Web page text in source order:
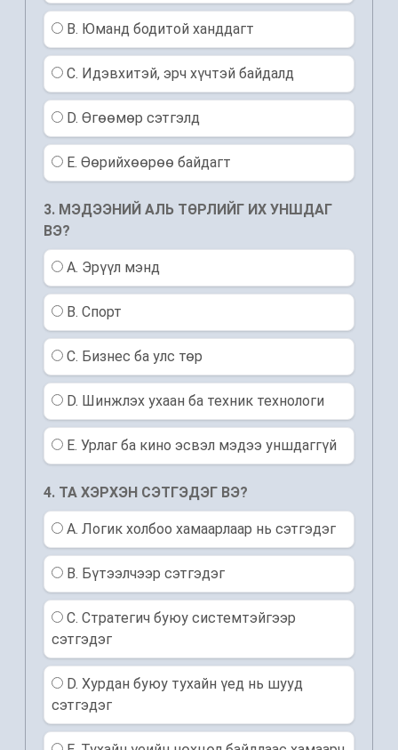
B. Юманд бодитой ханддагт
C. Идэвхитэй, эрч хүчтэй байдалд
D. Өгөөмөр сэтгэлд
E. Өөрийхөөрөө байдагт
3. МЭДЭЭНИЙ АЛЬ ТӨРЛИЙГ ИХ УНШДАГ
ВЭ?
A. Эрүүл мэнд
B. Спорт
C. Бизнес ба улс төр
D. Шинжлэх ухаан ба техник технологи
E. Урлаг ба кино эсвэл мэдээ уншдаггүй
4. ТА ХЭРХЭН СЭТГЭДЭГ ВЭ?
A. Логик холбоо хамаарлаар нь сэтгэдэг
B. Бүтээлчээр сэтгэдэг
C. Стратегич буюу системтэйгээр
сэтгэдэг
D. Хурдан буюу тухайн үед нь шууд
сэтгэдэг